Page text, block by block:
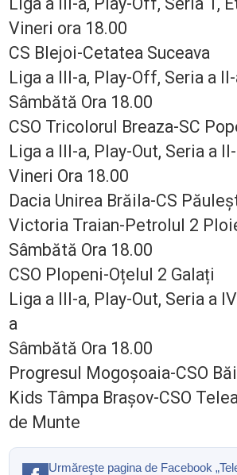
Vineri ora 18.00
CS Blejoi-Cetatea Suceava
Liga a III-a, Play-Off, Seria a
Sâmbătă Ora 18.00
CSO Tricolorul Breaza-SC
Liga a III-a, Play-Out, Seria a
Vineri Ora 18.00
Dacia Unirea Brăila-CS
Victoria Traian-Petrolul 2
Sâmbătă Ora 18.00
CSO Plopeni-Oțelul 2 Galați
Liga a III-a, Play-Out, Seria a
a
Sâmbătă Ora 18.00
Progresul Mogoșoaia-CSO
Kids Tâmpa Brașov-CSO
de Munte
Urmăreşte pagina de Facebook